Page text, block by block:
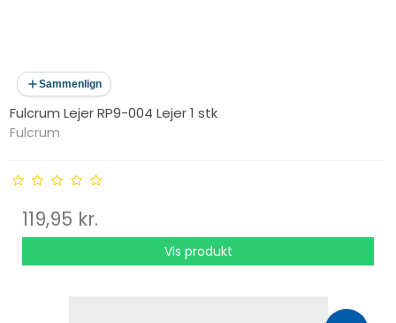
Sammenlign
Fulcrum Lejer RP9-004 Lejer 1 stk
Fulcrum
119,95 kr.
Vis produkt